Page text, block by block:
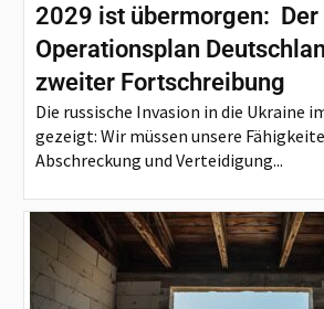
2029 ist übermorgen: Der
Operationsplan
zweiter Fortschreibung
Die russische Invasion in die Ukraine
gezeigt: Wir müssen unsere
Abschreckung und Verteidigung...